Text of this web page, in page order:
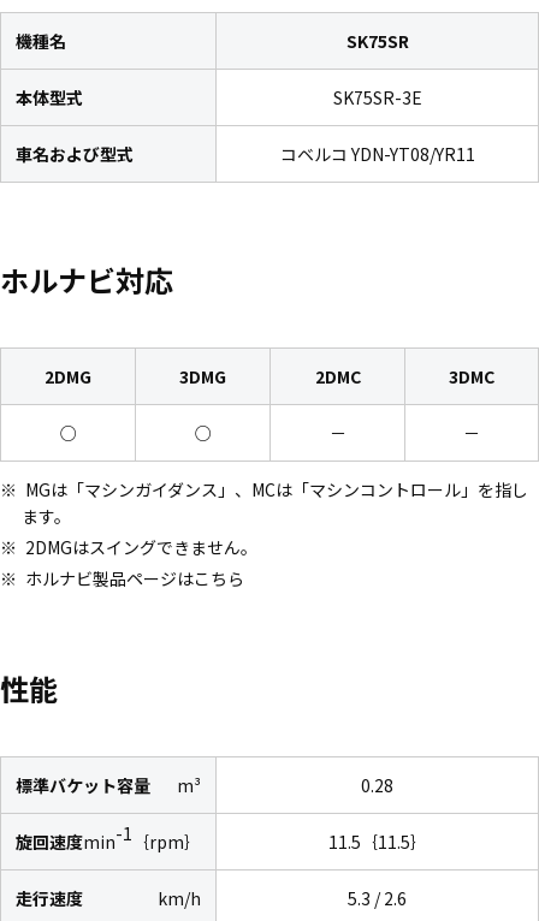
機種名 SK75SR
本体型式 SK75SR-3E
車名および型式 コベルコ YDN-YT08/YR11
ホルナビ対応
2DMG 3DMG 2DMC 3DMC
○ ○ － －
MGは「マシンガイダンス」、MCは「マシンコントロール」を指し
ます。
2DMGはスイングできません。
ホルナビ製品ページはこちら
性能
標準バケット容量 m³ 0.28
旋回速度min-1 ｛rpm｝ 11.5｛11.5｝
走行速度 km/h 5.3 / 2.6